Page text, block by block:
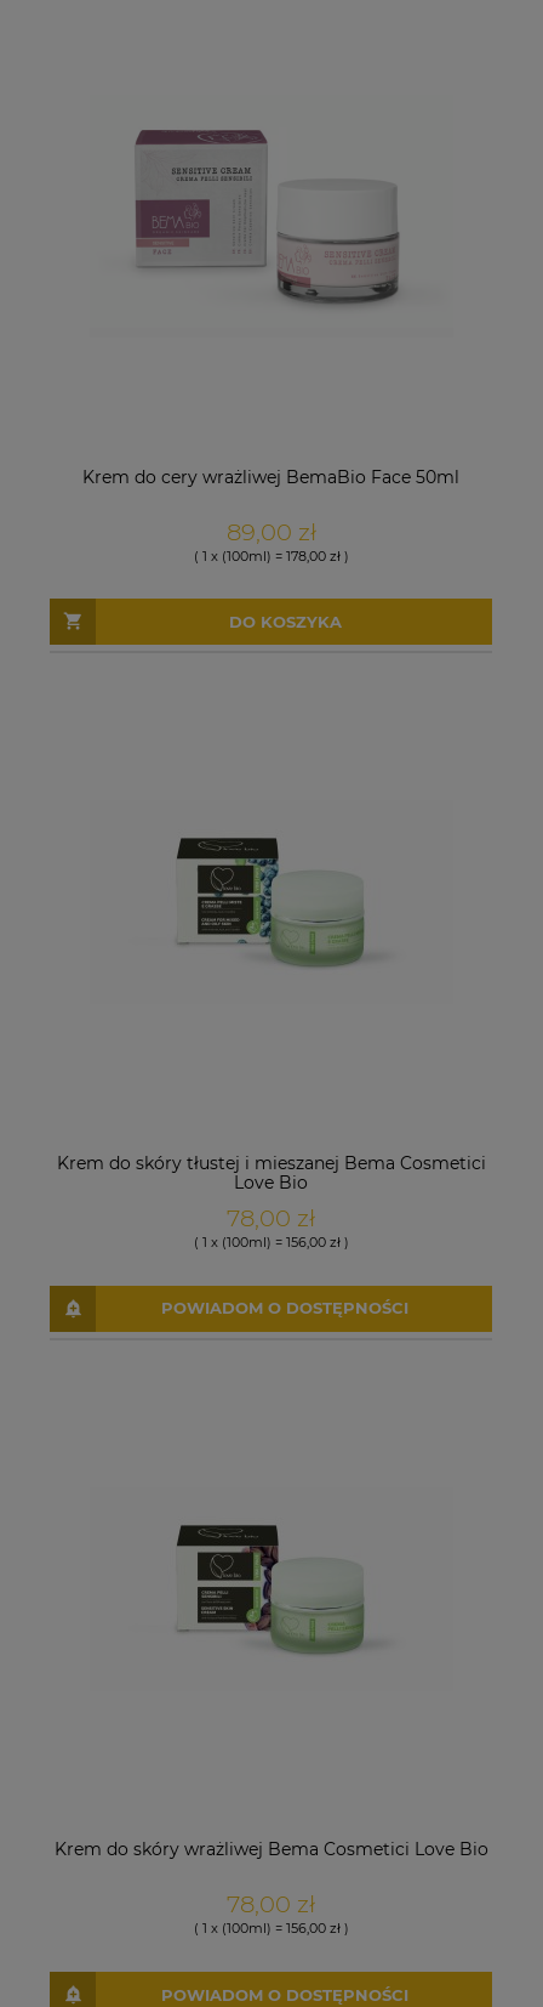
Krem do cery wrażliwej BemaBio Face 50ml
89,00 zł
( 1 x (100ml) = 178,00 zł )
DO KOSZYKA
Krem do skóry tłustej i mieszanej Bema Cosmetici
Love Bio
78,00 zł
( 1 x (100ml) = 156,00 zł )
POWIADOM O DOSTĘPNOŚCI
Krem do skóry wrażliwej Bema Cosmetici Love Bio
78,00 zł
( 1 x (100ml) = 156,00 zł )
POWIADOM O DOSTĘPNOŚCI